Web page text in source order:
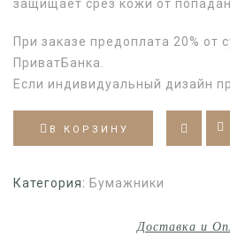
защищает срез кожи от
При заказе предоплата 20% от
ПриватБанка.
Если индивидуальный дизайн
В КОРЗИНУ
Категория: Бумажники
Доставка и